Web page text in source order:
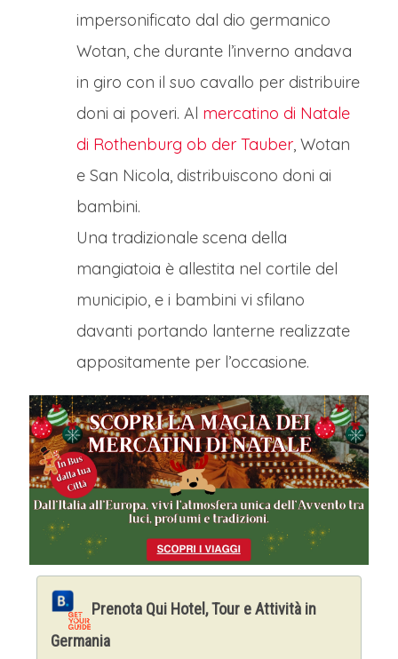
impersonificato dal dio germanico
Wotan, che durante l’inverno andava
in giro con il suo cavallo per distribuire
doni ai poveri. Al mercatino di Natale
di Rothenburg ob der Tauber, Wotan
e San Nicola, distribuiscono doni ai
bambini.
Una tradizionale scena della
mangiatoia è allestita nel cortile del
municipio, e i bambini vi sfilano
davanti portando lanterne realizzate
appositamente per l’occasione.
Prenota Qui Hotel, Tour e Attività in
Germania